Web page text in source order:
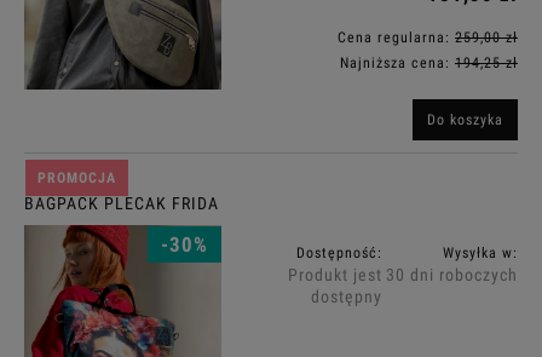
Cena regularna: 259,00 zł
Najniższa cena: 194,25 zł
Do koszyka
BAGPACK PLECAK FRIDA
-30% Dostępność:
Produkt jest
dostępny
Wysyłka w:
30 dni roboczych
PROMOCJA